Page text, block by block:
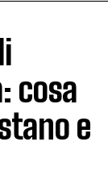
cosa
e